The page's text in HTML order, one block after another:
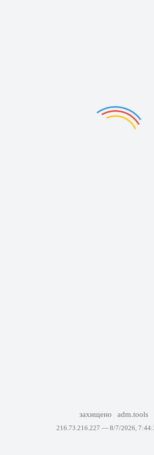
захищено adm.tools
216.73.216.227 — 8/7/2026,